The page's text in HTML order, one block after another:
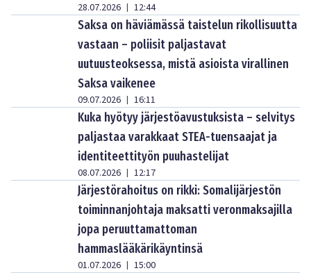
28.07.2026 | 12:44
Saksa on häviämässä taistelun rikollisuutta
vastaan – poliisit paljastavat
uutuusteoksessa, mistä asioista virallinen
Saksa vaikenee
09.07.2026 | 16:11
Kuka hyötyy järjestöavustuksista – selvitys
paljastaa varakkaat STEA-tuensaajat ja
identiteettityön puuhastelijat
08.07.2026 | 12:17
Järjestörahoitus on rikki: Somalijärjestön
toiminnanjohtaja maksatti veronmaksajilla
jopa peruuttamattoman
hammaslääkärikäyntinsä
01.07.2026 | 15:00